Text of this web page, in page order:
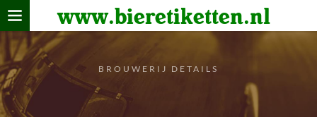
www.bieretiketten.nl
Home
verzamelen
De bierkaart
Bezoekers
BROUWERIJ DETAILS